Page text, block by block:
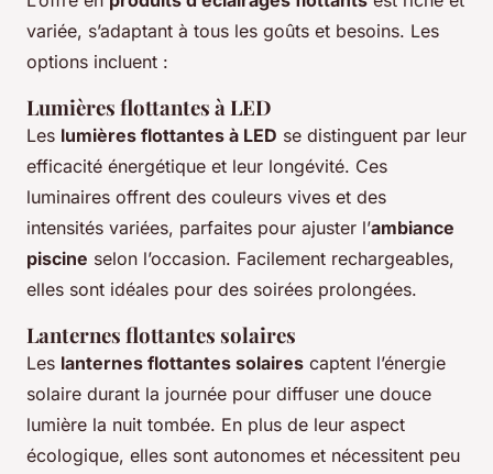
variée, s’adaptant à tous les goûts et besoins. Les
options incluent :
Lumières flottantes à LED
Les lumières flottantes à LED se distinguent par leur
efficacité énergétique et leur longévité. Ces
luminaires offrent des couleurs vives et des
intensités variées, parfaites pour ajuster l’ambiance
piscine selon l’occasion. Facilement rechargeables,
elles sont idéales pour des soirées prolongées.
Lanternes flottantes solaires
Les lanternes flottantes solaires captent l’énergie
solaire durant la journée pour diffuser une douce
lumière la nuit tombée. En plus de leur aspect
écologique, elles sont autonomes et nécessitent peu